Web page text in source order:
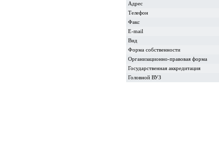
Адрес
Телефон
Факс
E-mail
Вид
Форма собственности
Организационно-правовая форма
Государственная аккредитация
Головной ВУЗ